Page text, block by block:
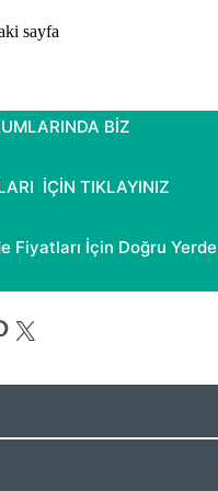
sayfa
BİZ
İÇİN TIKLAYINIZ
Fiyatları İçin Doğru
X